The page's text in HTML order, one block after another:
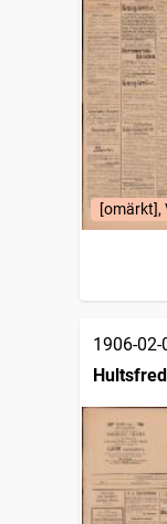
[omärkt],
1906-02-